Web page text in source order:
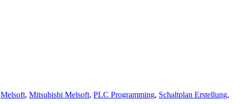
Melsoft, Mitsubishi Melsoft, PLC Programming, Schaltplan Erstellung,